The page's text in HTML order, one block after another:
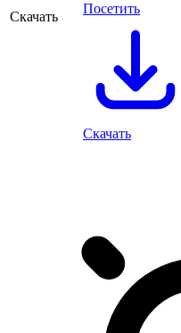
Скачать
Посетить
Скачать